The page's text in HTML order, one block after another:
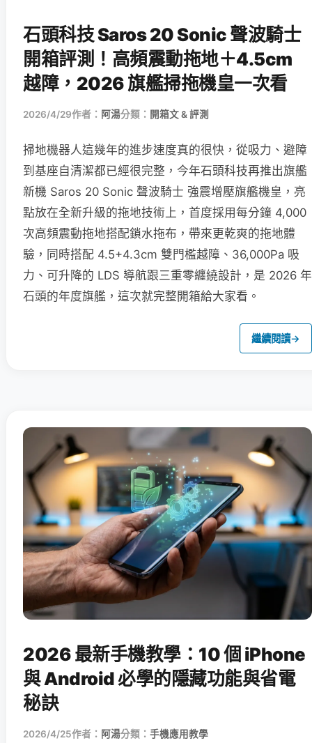
石頭科技 Saros 20 Sonic 聲波騎士
開箱評測！高頻震動拖地＋4.5cm
越障，2026 旗艦掃拖機皇一次看
2026/4/29作者： 阿湯分類： 開箱文 & 評測
掃地機器人這幾年的進步速度真的很快，從吸力、避障
到基座自清潔都已經很完整，今年石頭科技再推出旗艦
新機 Saros 20 Sonic 聲波騎士 強震增壓旗艦機皇，亮
點放在全新升級的拖地技術上，首度採用每分鐘 4,000
次高頻震動拖地搭配鎖水拖布，帶來更乾爽的拖地體
驗，同時搭配 4.5+4.3cm 雙門檻越障、36,000Pa 吸
力、可升降的 LDS 導航跟三重零纏繞設計，是 2026 年
石頭的年度旗艦，這次就完整開箱給大家看。
繼續閱讀→
2026 最新手機教學：10 個 iPhone
與 Android 必學的隱藏功能與省電
秘訣
2026/4/25作者： 阿湯分類： 手機應用教學